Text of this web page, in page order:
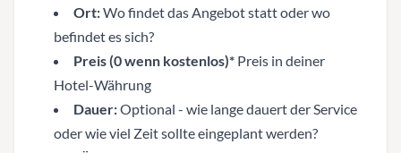
Ort:Wo findet das Angebot statt oder wo
befindet es sich?
Preis (0 wenn kostenlos)* Preis in deiner
Hotel-Währung
Dauer:Optional - wie lange dauert der Service
oder wie viel Zeit sollte eingeplant werden?